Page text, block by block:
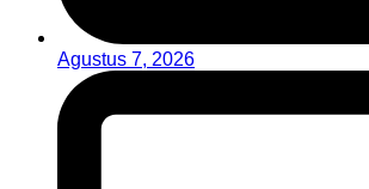
Agustus 7, 2026